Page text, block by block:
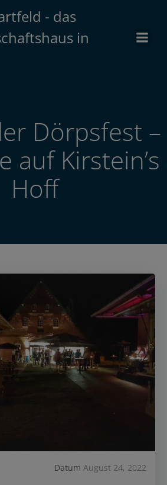
Inhalt
springen
- das
in
Dörpsfest –
auf Kirstein’s
Hoff
Datum August 24, 2022